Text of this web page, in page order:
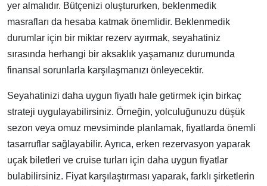
yer almalıdır. Bütçenizi oluştururken, beklenmedik
masrafları da hesaba katmak önemlidir. Beklenmedik
durumlar için bir miktar rezerv ayırmak, seyahatiniz
sırasında herhangi bir aksaklık yaşamanız durumunda
finansal sorunlarla karşılaşmanızı önleyecektir.
Seyahatinizi daha uygun fiyatlı hale getirmek için birkaç
strateji uygulayabilirsiniz. Örneğin, yolculuğunuzu düşük
sezon veya omuz mevsiminde planlamak, fiyatlarda önemli
tasarruflar sağlayabilir. Ayrıca, erken rezervasyon yaparak
uçak biletleri ve cruise turları için daha uygun fiyatlar
bulabilirsiniz. Fiyat karşılaştırması yaparak, farklı şirketlerin